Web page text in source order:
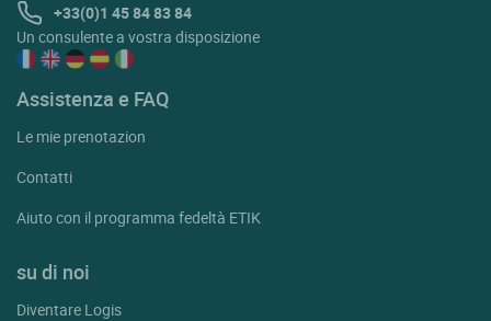
+33(0)1 45 84 83 84
Un consulente a vostra disposizione
Assistenza e FAQ
Le mie prenotazion
Contatti
Aiuto con il programma fedeltà ETIK
su di noi
Diventare Logis